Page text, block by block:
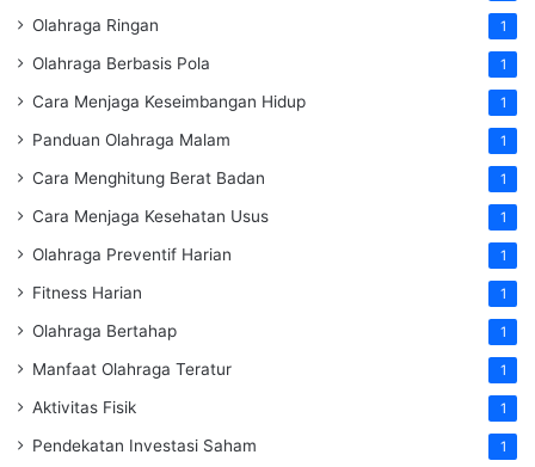
Olahraga Ringan 1
Olahraga Berbasis Pola 1
Cara Menjaga Keseimbangan Hidup 1
Panduan Olahraga Malam 1
Cara Menghitung Berat Badan 1
Cara Menjaga Kesehatan Usus 1
Olahraga Preventif Harian 1
Fitness Harian 1
Olahraga Bertahap 1
Manfaat Olahraga Teratur 1
Aktivitas Fisik 1
Pendekatan Investasi Saham 1